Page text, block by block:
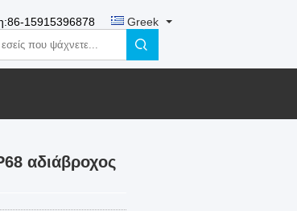
86-15915396878 Greek
αδιάβροχος